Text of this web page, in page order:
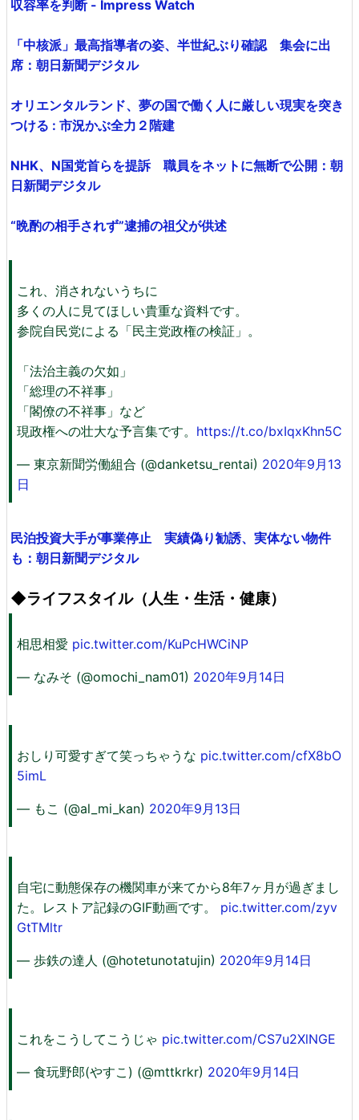
収容率を判断 - Impress Watch
「中核派」最高指導者の姿、半世紀ぶり確認 集会に出
席：朝日新聞デジタル
オリエンタルランド、夢の国で働く人に厳しい現実を突き
つける : 市況かぶ全力２階建
NHK、N国党首らを提訴 職員をネットに無断で公開：朝
日新聞デジタル
“晩酌の相手されず”逮捕の祖父が供述
これ、消されないうちに
多くの人に見てほしい貴重な資料です。
参院自民党による「民主党政権の検証」。
「法治主義の欠如」
「総理の不祥事」
「閣僚の不祥事」など
現政権への壮大な予言集です。 https://t.co/bxIqxKhn5C
— 東京新聞労働組合 (@danketsu_rentai) 2020年9月13
日
民泊投資大手が事業停止 実績偽り勧誘、実体ない物件
も：朝日新聞デジタル
◆ライフスタイル（人生・生活・健康）
相思相愛 pic.twitter.com/KuPcHWCiNP
— なみそ (@omochi_nam01) 2020年9月14日
おしり可愛すぎて笑っちゃうな pic.twitter.com/cfX8bO
5imL
— もこ (@al_mi_kan) 2020年9月13日
自宅に動態保存の機関車が来てから8年7ヶ月が過ぎまし
た。レストア記録のGIF動画です。 pic.twitter.com/zyv
GtTMltr
— 歩鉄の達人 (@hotetunotatujin) 2020年9月14日
これをこうしてこうじゃ pic.twitter.com/CS7u2XlNGE
— 食玩野郎(やすこ) (@mttkrkr) 2020年9月14日